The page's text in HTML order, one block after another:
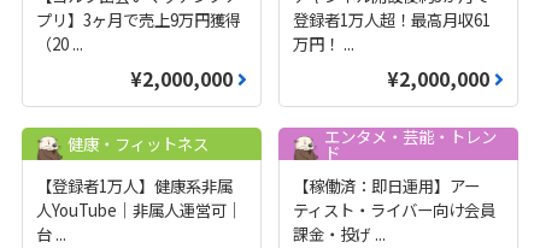
プリ】3ヶ月で売上9万円獲得
（20 ...
¥2,000,000
登録者1万人超！最高月収61
万円！ ...
¥2,000,000
健康・フィットネス
【登録者1万人】健康系非属
人YouTube｜非属人運営可｜
台 ...
エンタメ・芸能・トレン
ド
【稼働済：即日運用】アー
ティスト・ライバー向け会員
課金・投げ ...